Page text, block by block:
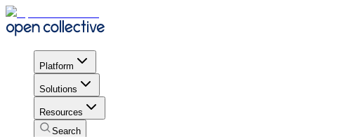
Platform
Solutions
Resources
Search